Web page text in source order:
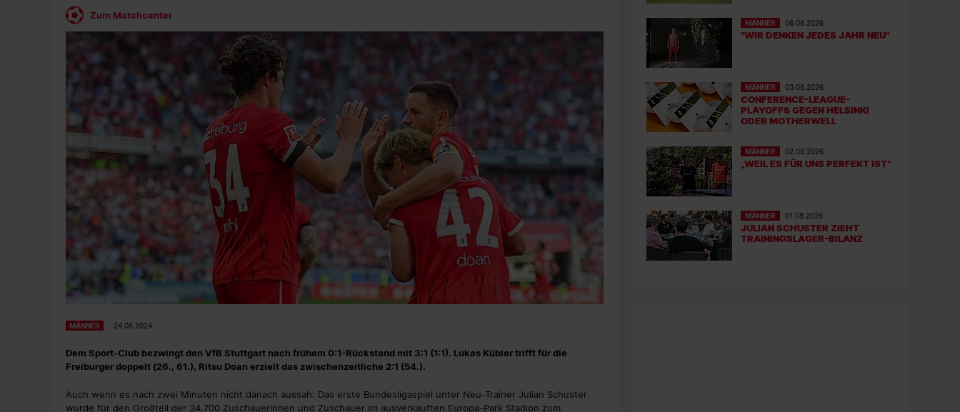
Zum Matchcenter
MÄNNER 24.08.2024
Dem Sport-Club bezwingt den VfB Stuttgart nach frühem 0:1-Rückstand mit 3:1 (1:1). Lukas Kübler trifft für die
Freiburger doppelt (26., 61.), Ritsu Doan erzielt das zwischenzeitliche 2:1 (54.).
Auch wenn es nach zwei Minuten nicht danach aussah: Das erste Bundesligaspiel unter Neu-Trainer Julian Schuster
wurde für den Großteil der 34.700 Zuschauerinnen und Zuschauer im ausverkauften Europa-Park Stadion zum
MÄNNER 06.08.2026
"WIR DENKEN JEDES JAHR NEU"
MÄNNER 03.08.2026
CONFERENCE-LEAGUE-
PLAYOFFS GEGEN HELSINKI
ODER MOTHERWELL
MÄNNER 02.08.2026
„WEIL ES FÜR UNS PERFEKT IST“
MÄNNER 01.08.2026
JULIAN SCHUSTER ZIEHT
TRAININGSLAGER-BILANZ